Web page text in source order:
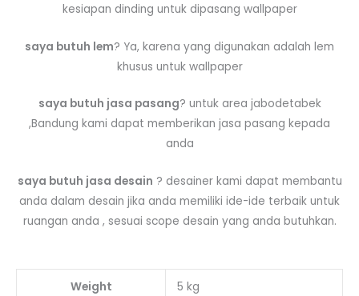
kesiapan dinding untuk dipasang wallpaper
saya butuh lem? Ya, karena yang digunakan adalah lem
khusus untuk wallpaper
saya butuh jasa pasang? untuk area jabodetabek
,Bandung kami dapat memberikan jasa pasang kepada
anda
saya butuh jasa desain ? desainer kami dapat membantu
anda dalam desain jika anda memiliki ide-ide terbaik untuk
ruangan anda , sesuai scope desain yang anda butuhkan.
Weight 5 kg